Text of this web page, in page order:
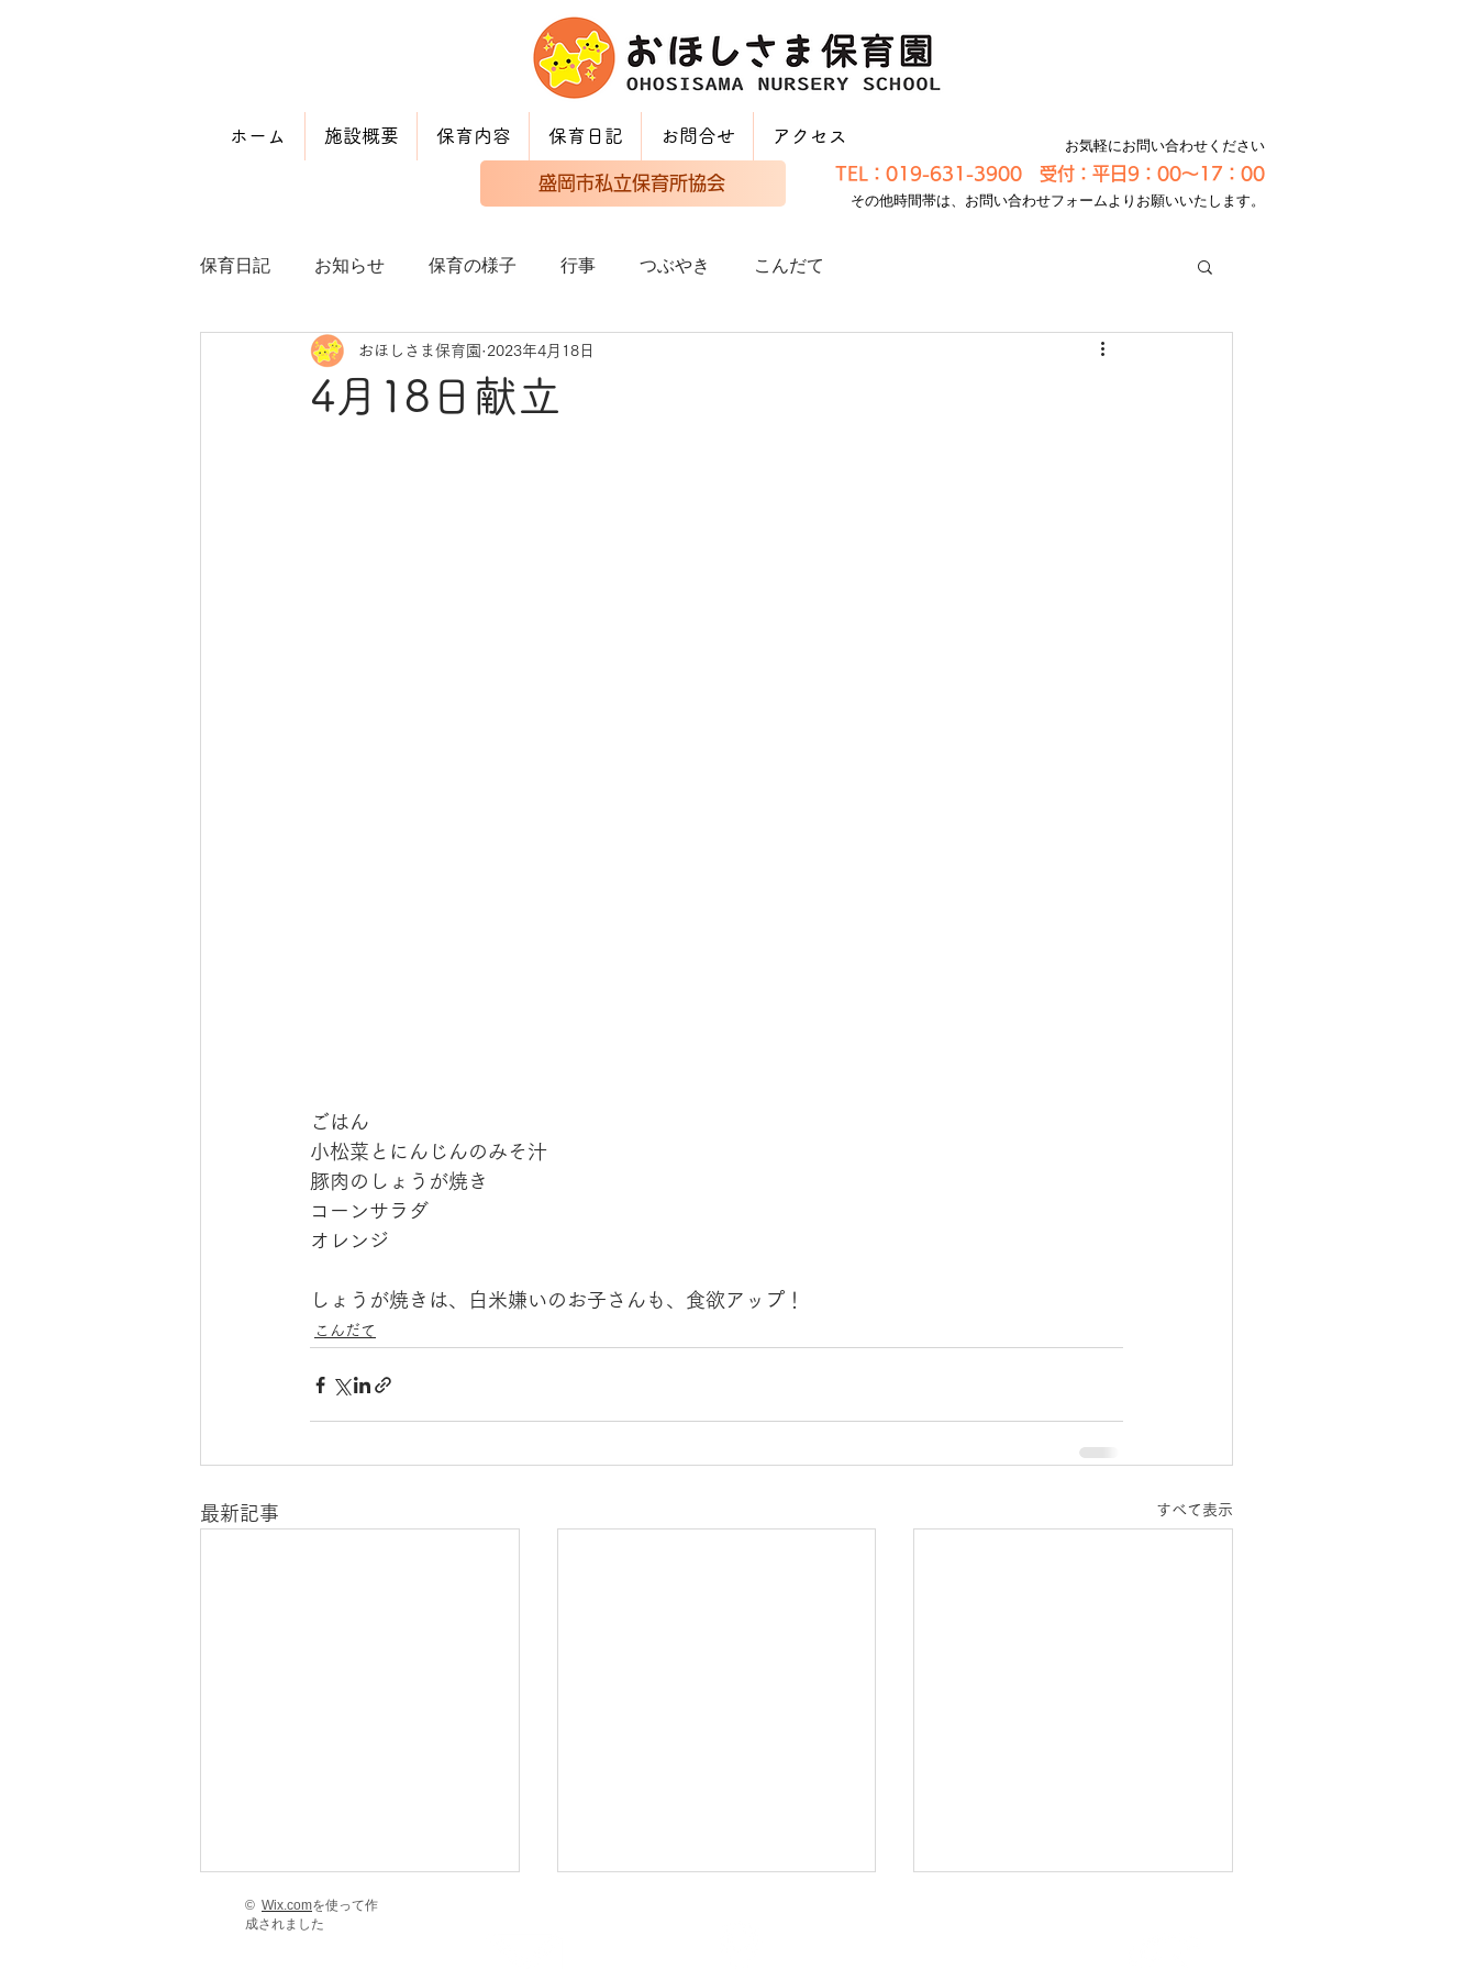
ホーム 施設概要 保育内容 保育日記 お問合せ アクセス
お気軽にお問い合わせください
TEL：019-631-3900 受付：平日9：00～17：00
その他時間帯は、お問い合わせフォームよりお願いいたします。
盛岡市私立保育所協会
保育日記 お知らせ 保育の様子 行事 つぶやき こんだて
4月18日献立
おほしさま保育園 2023年4月18日
ごはん
小松菜とにんじんのみそ汁
豚肉のしょうが焼き
コーンサラダ
オレンジ
しょうが焼きは、白米嫌いのお子さんも、食欲アップ！
こんだて
最新記事 すべて表示
© Wix.comを使って作
成されました